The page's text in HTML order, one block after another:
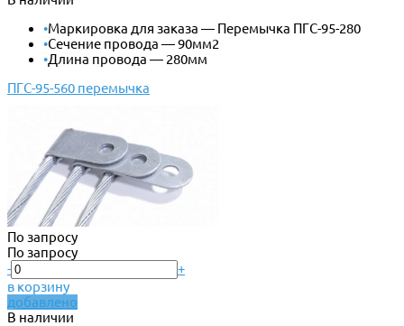
•Маркировка для заказа — Перемычка ПГС-95-280
•Сечение провода — 90мм2
•Длина провода — 280мм
ПГС-95-560 перемычка
По запросу
По запросу
-
+
в корзину
добавлено
В наличии